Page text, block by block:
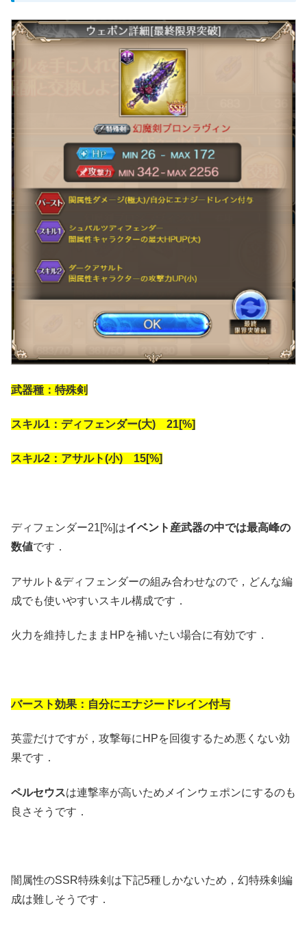
武器種：特殊剣
スキル1：ディフェンダー(大) 21[%]
スキル2：アサルト(小) 15[%]
ディフェンダー21[%]はイベント産武器の中では最高峰の
数値です．
アサルト&ディフェンダーの組み合わせなので，どんな編
成でも使いやすいスキル構成です．
火力を維持したままHPを補いたい場合に有効です．
バースト効果：自分にエナジードレイン付与
英霊だけですが，攻撃毎にHPを回復するため悪くない効
果です．
ペルセウスは連撃率が高いためメインウェポンにするのも
良さそうです．
闇属性のSSR特殊剣は下記5種しかないため，幻特殊剣編
成は難しそうです．